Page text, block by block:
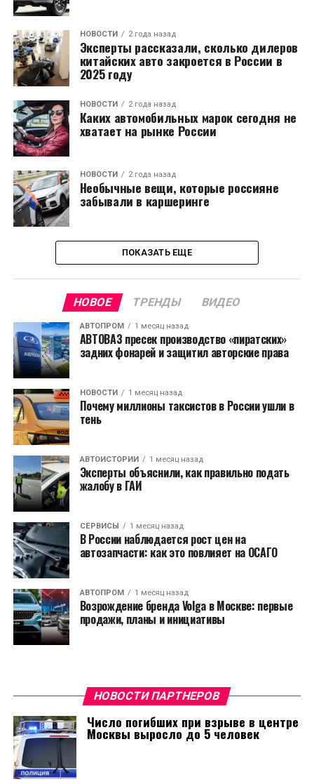
НОВОСТИ 2 года назад
Эксперты рассказали, сколько дилеров
китайских авто закроется в России в
2025 году
НОВОСТИ 2 года назад
Каких автомобильных марок сегодня не
хватает на рынке России
НОВОСТИ 2 года назад
Необычные вещи, которые россияне
забывали в каршеринге
ПОКАЗАТЬ ЕЩЕ
НОВОЕ ТРЕНДЫ ВИДЕО
АВТОПРОМ 1 месяц назад
АВТОВАЗ пресек производство «пиратских»
задних фонарей и защитил авторские права
НОВОСТИ 1 месяц назад
Почему миллионы таксистов в России ушли в
тень
АВТОИСТОРИИ 1 месяц назад
Эксперты объяснили, как правильно подать
жалобу в ГАИ
СЕРВИСЫ 1 месяц назад
В России наблюдается рост цен на
автозапчасти: как это повлияет на ОСАГО
АВТОПРОМ 1 месяц назад
Возрождение бренда Volga в Москве: первые
продажи, планы и инициативы
НОВОСТИ ПАРТНЕРОВ
Число погибших при взрыве в центре
Москвы выросло до 5 человек